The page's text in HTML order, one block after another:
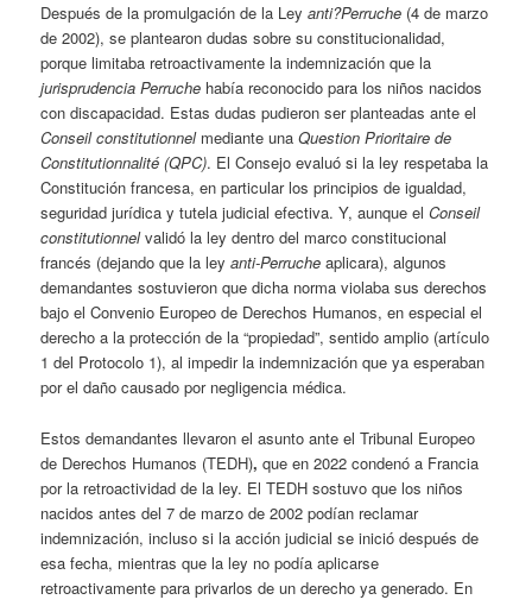
Después de la promulgación de la Leyanti?Perruche (4 de marzo
de 2002), se plantearon dudas sobre su constitucionalidad,
porque limitaba retroactivamente la indemnización que la
jurisprudencia Perruche había reconocido para los niños nacidos
con discapacidad. Estas dudas pudieron ser planteadas ante el
Conseil constitutionnelmediante unaQuestion Prioritaire de
Constitutionnalité (QPC). El Consejo evaluó si la ley respetaba la
Constitución francesa, en particular los principios de igualdad,
seguridad jurídica y tutela judicial efectiva. Y, aunque elConseil
constitutionnelvalidó la ley dentro del marco constitucional
francés (dejando que la leyanti-Perruche aplicara), algunos
demandantes sostuvieron que dicha norma violaba sus derechos
bajo el Convenio Europeo de Derechos Humanos, en especial el
derecho a la protección de la “propiedad”, sentido amplio (artículo
1 del Protocolo 1), al impedir la indemnización que ya esperaban
por el daño causado por negligencia médica.
Estos demandantes llevaron el asunto ante el Tribunal Europeo
de Derechos Humanos (TEDH), que en 2022 condenó a Francia
por la retroactividad de la ley. El TEDH sostuvo que los niños
nacidos antes del 7 de marzo de 2002 podían reclamar
indemnización, incluso si la acción judicial se inició después de
esa fecha, mientras que la ley no podía aplicarse
retroactivamente para privarlos de un derecho ya generado. En